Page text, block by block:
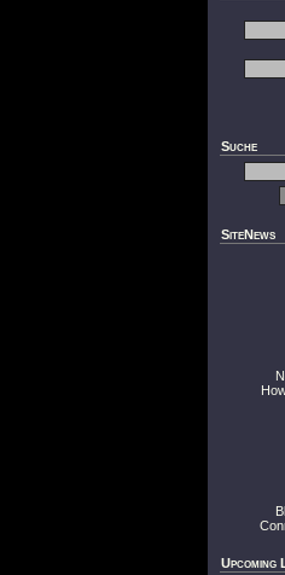
Suche
SiteNews
Upcoming